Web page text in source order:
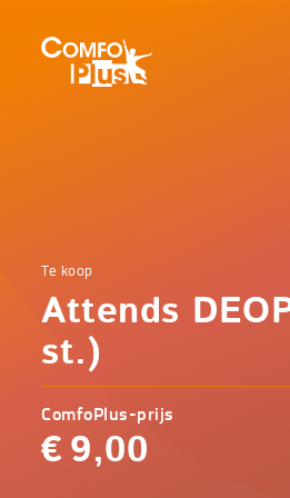
Home
Incontinentie
Attends
DEOPLUS
(56 st.)
Comfoplus
-
Te koop
Attends
st.)
ComfoPlus-prijs
€ 9,00
navigatieComfoPlus